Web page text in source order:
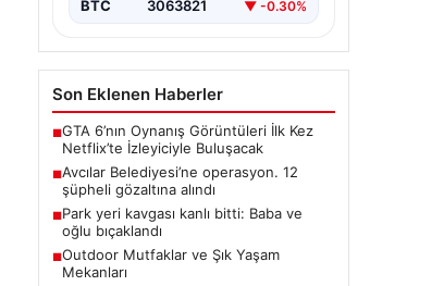
BTC 3063821 ▼ -0.30%
Son Eklenen Haberler
■GTA 6’nın Oynanış Görüntüleri İlk Kez
Netflix’te İzleyiciyle Buluşacak
■Avcılar Belediyesi’ne operasyon. 12
şüpheli gözaltına alındı
■Park yeri kavgası kanlı bitti: Baba ve
oğlu bıçaklandı
■Outdoor Mutfaklar ve Şık Yaşam
Mekanları